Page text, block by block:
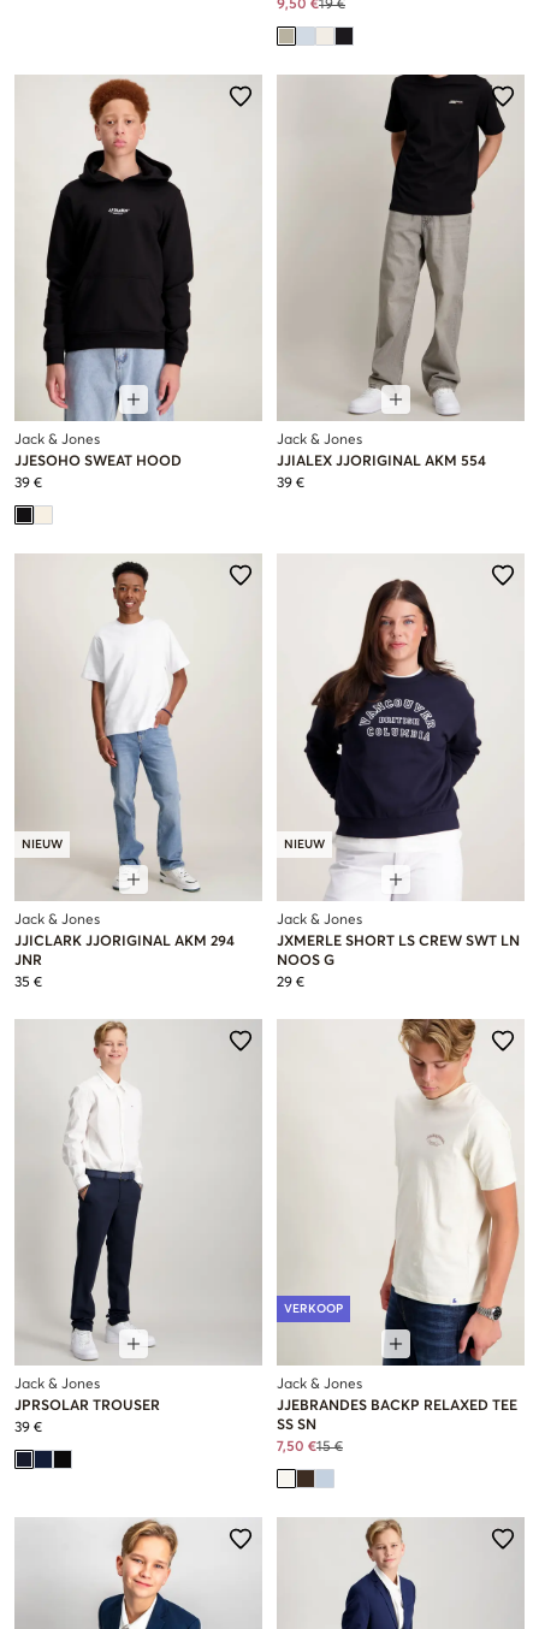
9,50 €19 €
Jack & Jones
JJESOHO SWEAT HOOD
39 €
Jack & Jones
JJIALEX JJORIGINAL AKM 554
39 €
NIEUW
Jack & Jones
JJICLARK JJORIGINAL AKM 294
JNR
35 €
NIEUW
Jack & Jones
JXMERLE SHORT LS CREW SWT LN
NOOS G
29 €
Jack & Jones
JPRSOLAR TROUSER
39 €
VERKOOP
Jack & Jones
JJEBRANDES BACKP RELAXED TEE
SS SN
7,50 €15 €